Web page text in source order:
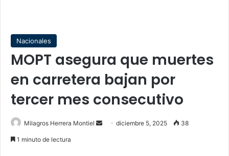
Nacionales
MOPT asegura que muertes
en carretera bajan por
tercer mes consecutivo
Milagros Herrera Montiel
Senddiciembre 5, 2025 38
1 minuto de lectura